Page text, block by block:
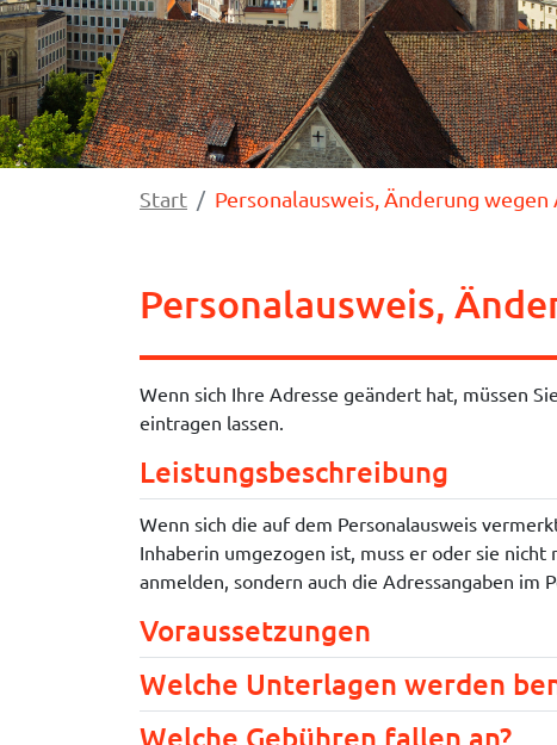
Start Personalausweis, Änderung wegen
Personalausweis,
Wenn sich Ihre Adresse geändert hat, müssen
eintragen lassen.
Leistungsbeschreibung
Wenn sich die auf dem Personalausweis
Inhaberin umgezogen ist, muss er oder sie
anmelden, sondern auch die Adressangaben im
Voraussetzungen
Welche Unterlagen werden
Welche Gebühren fallen an?